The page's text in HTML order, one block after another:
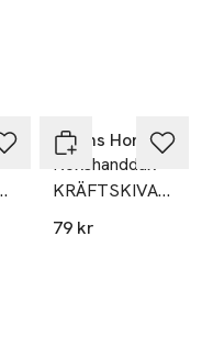
Åhléns Home
Kökshandduk
KRÄFTSKIVA
50x70 cm
79 kr